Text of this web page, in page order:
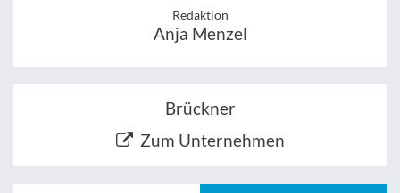
Redaktion
Anja Menzel
Brückner
Zum Unternehmen